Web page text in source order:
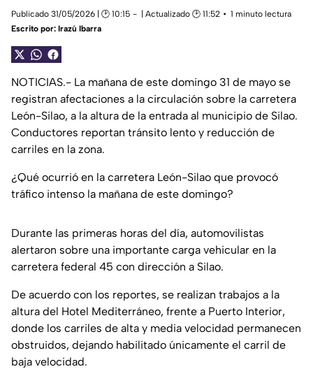
Publicado 31/05/2026 | 🕑 10:15 | Actualizado 🕑 11:52
1 minuto lectura
Escrito por: Irazú Ibarra
NOTICIAS.- La mañana de este domingo 31 de mayo se
registran afectaciones a la circulación sobre la carretera
León-Silao, a la altura de la entrada al municipio de Silao.
Conductores reportan tránsito lento y reducción de
carriles en la zona.
¿Qué ocurrió en la carretera León-Silao que provocó
tráfico intenso la mañana de este domingo?
Durante las primeras horas del día, automovilistas
alertaron sobre una importante carga vehicular en la
carretera federal 45 con dirección a Silao.
De acuerdo con los reportes, se realizan trabajos a la
altura del Hotel Mediterráneo, frente a Puerto Interior,
donde los carriles de alta y media velocidad permanecen
obstruidos, dejando habilitado únicamente el carril de
baja velocidad.